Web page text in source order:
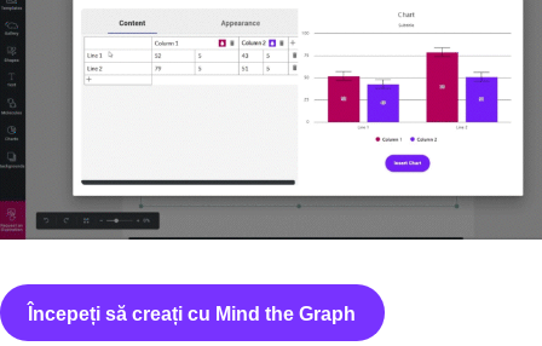
Începeți să creați cu Mind the Graph